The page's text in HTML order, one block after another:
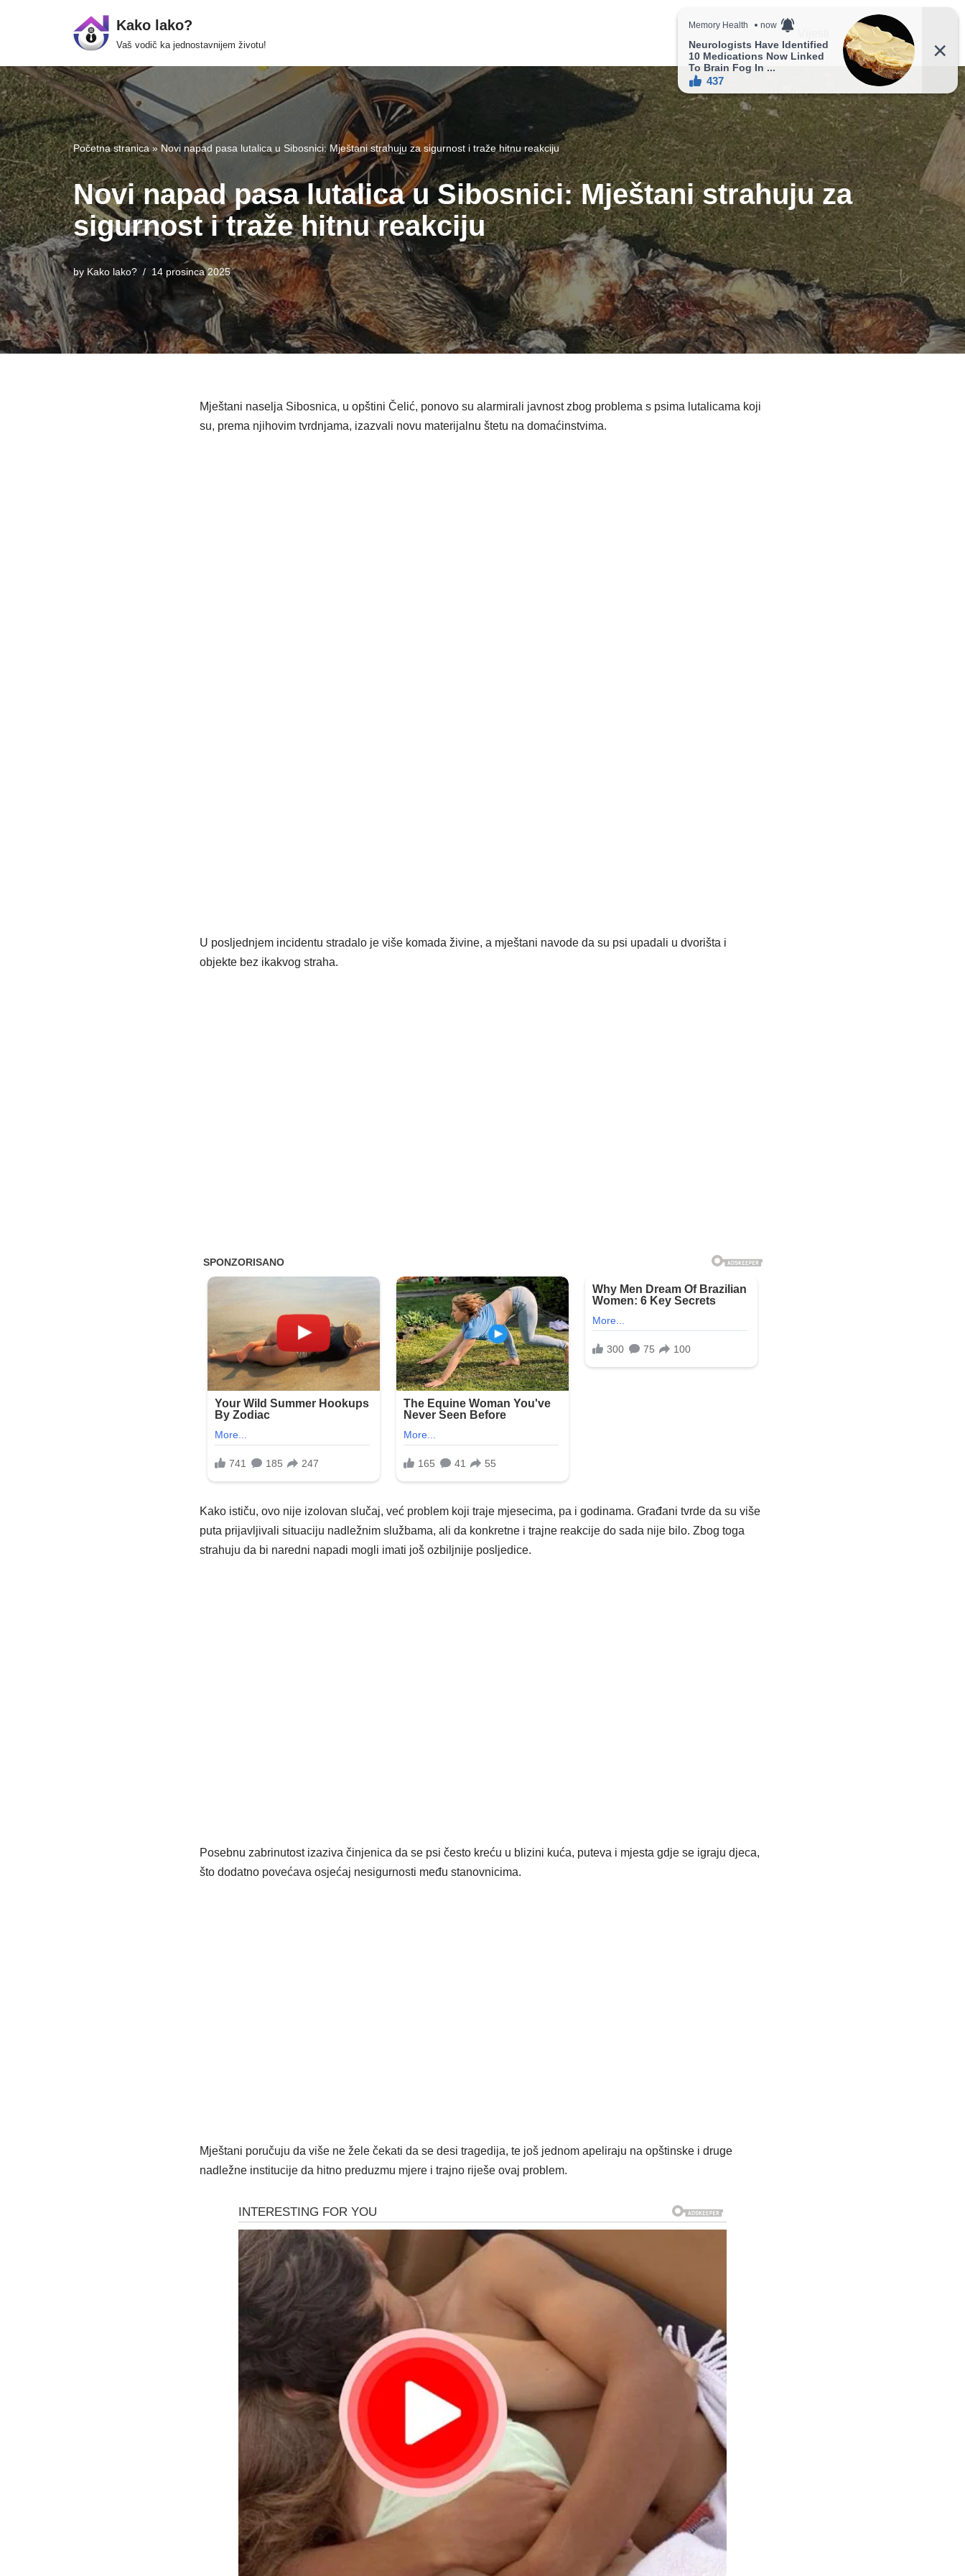
content
Kako lako?
Vaš vodič ka jednostavnijem životu!
Recepti
Početna stranica » Novi napad pasa lutalica u Sibosnici: Mještani strahuju za sigurnost i traže hitnu reakciju
Novi napad pasa lutalica u Sibosnici: Mještani strahuju za
sigurnost i traže hitnu reakciju
by Kako lako? 14 prosinca 2025
Mještani naselja Sibosnica, u opštini Čelić, ponovo su alarmirali javnost zbog problema s psima lutalicama koji
su, prema njihovim tvrdnjama, izazvali novu materijalnu štetu na domaćinstvima.
U posljednjem incidentu stradalo je više komada živine, a mještani navode da su psi upadali u dvorišta i
objekte bez ikakvog straha.
Kako ističu, ovo nije izolovan slučaj, već problem koji traje mjesecima, pa i godinama. Građani tvrde da su više
puta prijavljivali situaciju nadležnim službama, ali da konkretne i trajne reakcije do sada nije bilo. Zbog toga
strahuju da bi naredni napadi mogli imati još ozbiljnije posljedice.
Posebnu zabrinutost izaziva činjenica da se psi često kreću u blizini kuća, puteva i mjesta gdje se igraju djeca,
što dodatno povećava osjećaj nesigurnosti među stanovnicima.
Mještani poručuju da više ne žele čekati da se desi tragedija, te još jednom apeliraju na opštinske i druge
nadležne institucije da hitno preduzmu mjere i trajno riješe ovaj problem.